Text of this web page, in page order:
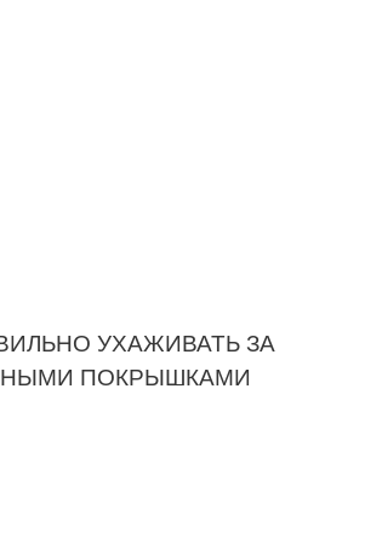
УХАЖИВАТЬ ЗА
ПОКРЫШКАМИ